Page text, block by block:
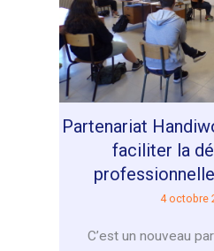
Partenariat
faciliter la
4 octobre
C’est un nouveau